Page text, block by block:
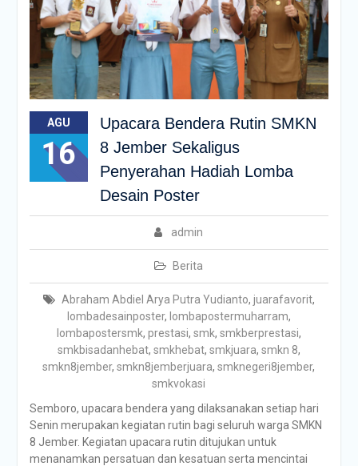
AGU
16
Upacara Bendera Rutin SMKN
8 Jember Sekaligus
Penyerahan Hadiah Lomba
Desain Poster
admin
Berita
Abraham Abdiel Arya Putra Yudianto, juarafavorit,
lombadesainposter, lombapostermuharram,
lombapostersmk, prestasi, smk, smkberprestasi,
smkbisadanhebat, smkhebat, smkjuara, smkn 8,
smkn8jember,smkn8jemberjuara,smknegeri8jember,
smkvokasi
Semboro, upacara bendera yang dilaksanakan setiap hari
Senin merupakan kegiatan rutin bagi seluruh warga SMKN
8 Jember. Kegiatan upacara rutin ditujukan untuk
menanamkan persatuan dan kesatuan serta mencintai